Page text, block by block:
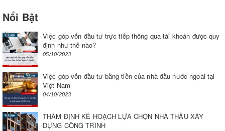
Nổi Bật
Việc góp vốn đầu tư trực tiếp thông qua tài khoản được quy
định như thế nào?
05/10/2023
Việc góp vốn đầu tư bằng tiền của nhà đầu nước ngoài tại
Việt Nam
04/10/2023
THẨM ĐỊNH KẾ HOẠCH LỰA CHỌN NHÀ THẦU XÂY
DỰNG CÔNG TRÌNH